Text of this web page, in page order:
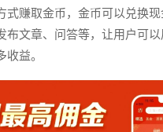
式赚取金币，金币可以兑换现
布文章、问答等，让用户可
益。